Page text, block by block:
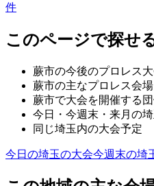
件
このページで探せ
蕨市の今後のプロレス
蕨市の主なプロレス会場
蕨市で大会を開催する
今日・今週末・来月の
同じ埼玉内の大会予定
今日の埼玉の大会今週末の埼